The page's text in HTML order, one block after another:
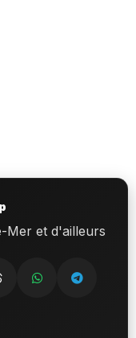
Mer et d'ailleurs